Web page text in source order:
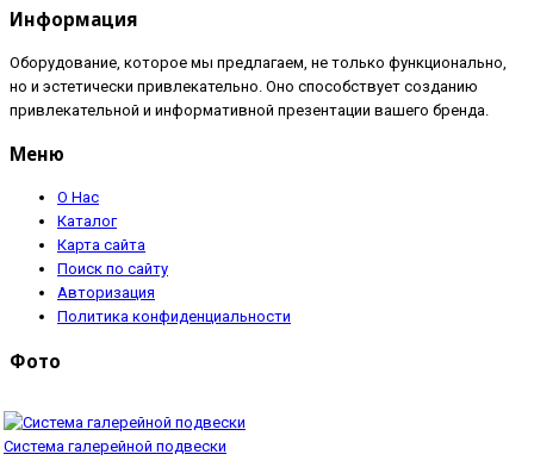
Информация
Оборудование, которое мы предлагаем, не только функционально,
но и эстетически привлекательно. Оно способствует созданию
привлекательной и информативной презентации вашего бренда.
Меню
О Нас
Каталог
Карта сайта
Поиск по сайту
Авторизация
Политика конфиденциальности
Фото
Система галерейной подвески